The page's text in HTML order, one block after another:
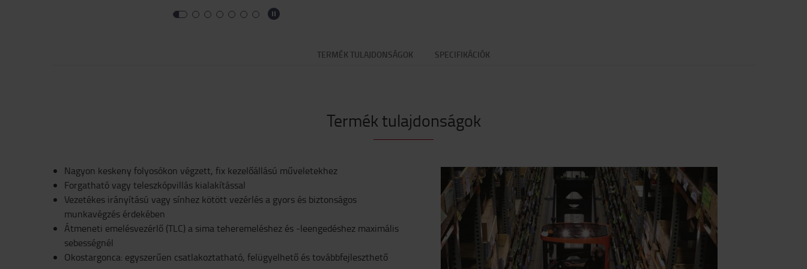
TERMÉK TULAJDONSÁGOK SPECIFIKÁCIÓK
Termék tulajdonságok
Nagyon keskeny folyosókon végzett, fix kezelőállású műveletekhez
Forgatható vagy teleszkópvillás kialakítással
Vezetékes irányítású vagy sínhez kötött vezérlés a gyors és biztonságos
munkavégzés érdekében
Átmeneti emelésvezérlő (TLC) a sima teheremeléshez és -leengedéshez maximális
sebességnél
Okostargonca: egyszerűen csatlakoztatható, felügyelhető és továbbfejleszthető